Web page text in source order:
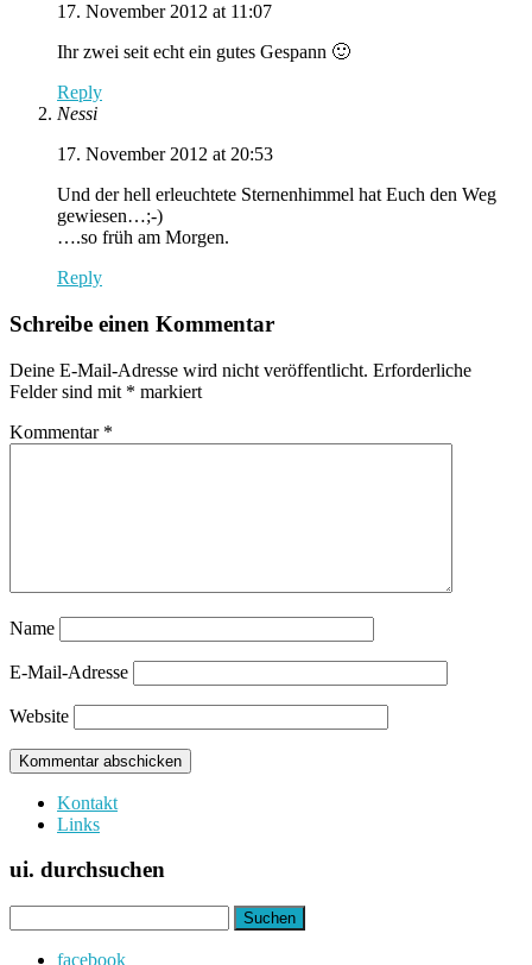
17. November 2012 at 11:07
Ihr zwei seit echt ein gutes Gespann 🙂
Reply
Nessi
17. November 2012 at 20:53
Und der hell erleuchtete Sternenhimmel hat Euch den Weg
gewiesen…;-)
….so früh am Morgen.
Reply
Schreibe einen Kommentar
Deine E-Mail-Adresse wird nicht veröffentlicht. Erforderliche
Felder sind mit * markiert
Kommentar *
Name
E-Mail-Adresse
Website
Kontakt
Links
ui. durchsuchen
nach:
facebook